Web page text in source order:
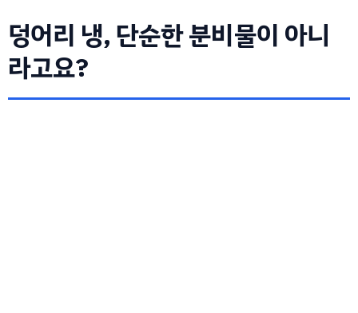
덩어리 냉, 단순한 분비물이 아니
라고요?